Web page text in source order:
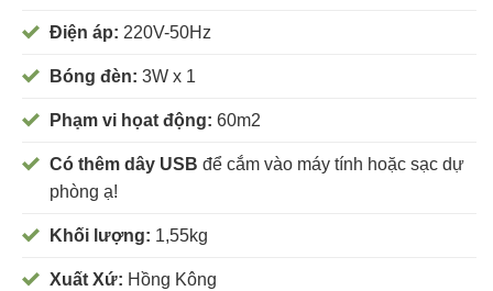
Điện áp: 220V-50Hz
Bóng đèn: 3W x 1
Phạm vi họat động: 60m2
Có thêm dây USB để cắm vào máy tính hoặc sạc dự
phòng ạ!
Khối lượng: 1,55kg
Xuất Xứ: Hồng Kông